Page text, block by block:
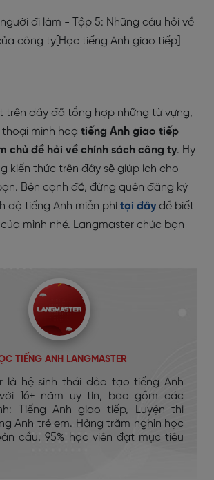
người đi làm - Tập 5: Những câu hỏi về
công ty[Học tiếng Anh giao tiếp]
trên dây đã tổng hợp những từ vựng,
minh hoạ tiếng Anh giao tiếp
chủ đề hỏi về chính sách công ty. Hy
kiến thức trên đây sẽ giúp ích cho
Bên cạnh đó, đừng quên đăng ký
độ tiếng Anh miễn phí tại đây để biết
mình nhé. Langmaster chúc bạn
TIẾNG ANH LANGMASTER
là hệ sinh thái đào tạo tiếng Anh
16+ năm uy tín, bao gồm các
Tiếng Anh giao tiếp, Luyện thi
Anh trẻ em. Hàng trăm nghìn học
cầu, 95% học viên đạt mục tiêu